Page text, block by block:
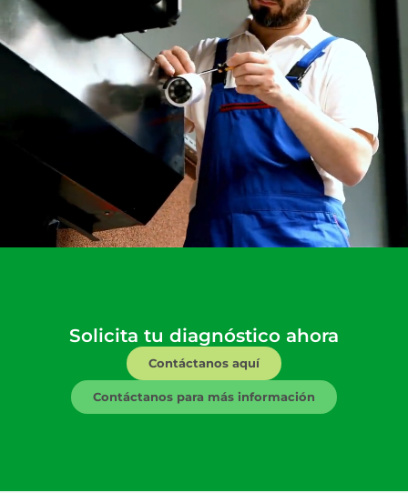
Solicita tu diagnóstico ahora​
Contáctanos aquí
Contáctanos para más información